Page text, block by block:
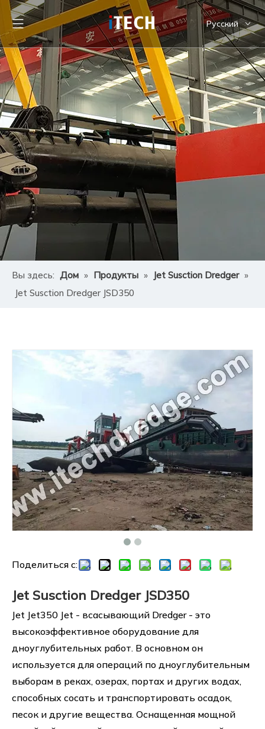
Pусский
English
Вы здесь: Дом » Продукты » Jet Susction Dredger »
Jet Susction Dredger JSD350
Поделиться с:
Jet Susction Dredger JSD350
Jet Jet350 Jet - всасывающий Dredger - это
высокоэффективное оборудование для
дноуглубительных работ. В основном он
используется для операций по дноуглубительным
выборам в реках, озерах, портах и других водах,
способных сосать и транспортировать осадок,
песок и другие вещества. Оснащенная мощной